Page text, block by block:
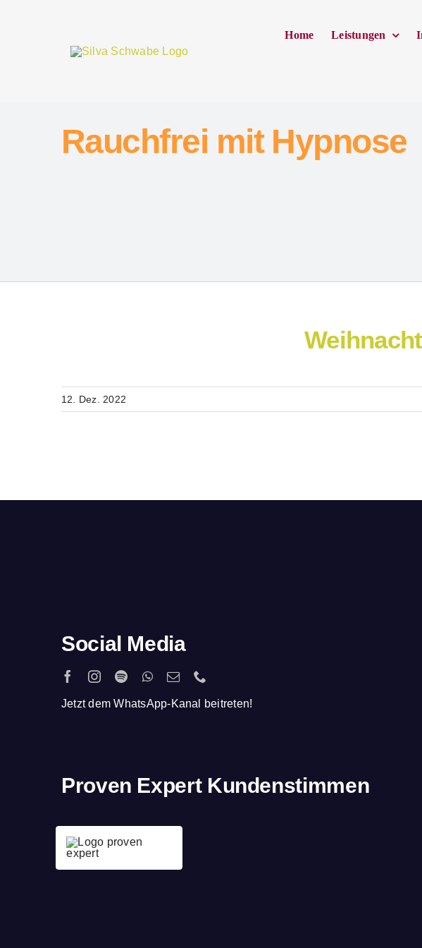
Home Leistungen
Rauchfrei mit Hypnose
12. Dez. 2022
Social Media
Jetzt dem WhatsApp-Kanal beitreten!
Proven Expert Kundenstimmen